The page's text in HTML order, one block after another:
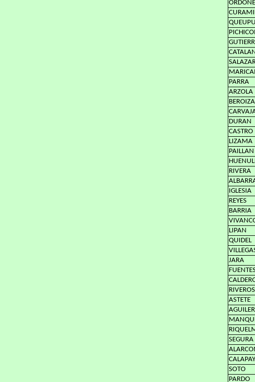
PARRA
ARZOLA
BEROIZA
DURAN
CASTRO
LIZAMA
PAILLAN
RIVERA
IGLESIA
REYES
BARRIA
LIPAN
QUIDEL
JARA
RIVEROS
ASTETE
SEGURA
SOTO
PARDO